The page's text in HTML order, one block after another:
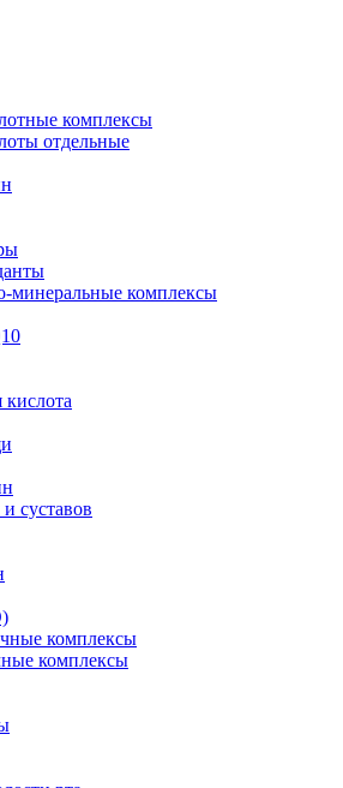
комплексы
отдельные
минеральные комплексы
кислота
суставов
комплексы
комплексы